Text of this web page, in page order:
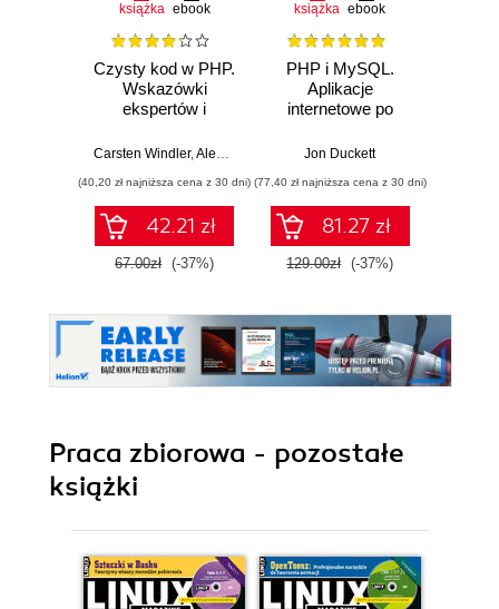
książka ebook
Czysty kod w PHP.
Wskazówki
ekspertów i
rozwiązania
piękny, przystępny
i łatwy w
utrzymaniu kod
PHP
Carsten Windler, Alexandre Daubois
(40,20 zł najniższa cena z 30 dni)
42.21 zł
67.00zł (-37%)
książka ebook
PHP i MySQL.
Aplikacje
internetowe po
Jon Duckett
(77,40 zł najniższa cena z 30 dni)
81.27 zł
129.00zł (-37%)
Praca zbiorowa - pozostałe
książki